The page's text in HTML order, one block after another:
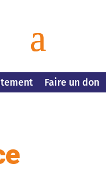
Faire un don